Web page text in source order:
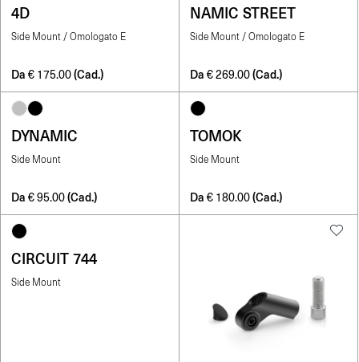
4D
Side Mount / Omologato E
Da € 175.00 (Cad.)
NAMIC STREET
Side Mount / Omologato E
Da €269.00 (Cad.)
DYNAMIC
Side Mount
Da €95.00 (Cad.)
TOMOK
Side Mount
Da € 180.00 (Cad.)
CIRCUIT 744
Side Mount